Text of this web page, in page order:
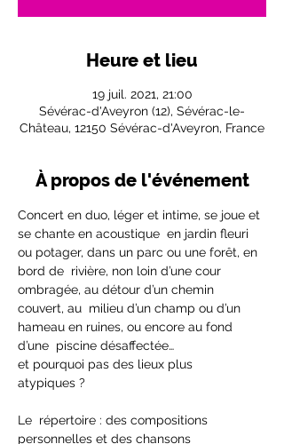
Heure et lieu
19 juil. 2021, 21:00
Sévérac-d'Aveyron (12), Sévérac-le-
Château, 12150 Sévérac-d'Aveyron, France
À propos de l'événement
Concert en duo, léger et intime, se joue et
se chante en acoustique  en jardin fleuri
ou potager, dans un parc ou une forêt, en
bord de  rivière, non loin d’une cour
ombragée, au détour d’un chemin
couvert, au  milieu d’un champ ou d’un
hameau en ruines, ou encore au fond
d’une  piscine désaffectée…
et pourquoi pas des lieux plus
atypiques ?
Le  répertoire : des compositions
personnelles et des chansons